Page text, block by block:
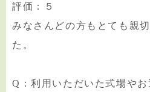
評価：５
みなさんどの方もとても親
た。
Q：利用いただいた式場や